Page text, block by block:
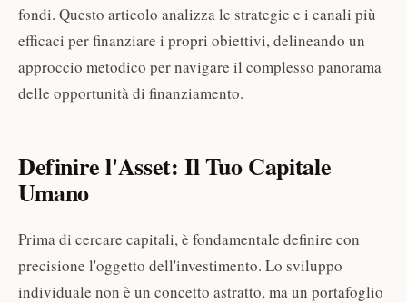
fondi. Questo articolo analizza le strategie e i canali più
efficaci per finanziare i propri obiettivi, delineando un
approccio metodico per navigare il complesso panorama
delle opportunità di finanziamento.
Definire l'Asset: Il Tuo Capitale
Umano
Prima di cercare capitali, è fondamentale definire con
precisione l'oggetto dell'investimento. Lo sviluppo
individuale non è un concetto astratto, ma un portafoglio